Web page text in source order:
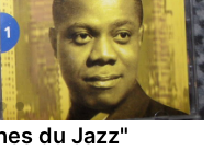
du Jazz"